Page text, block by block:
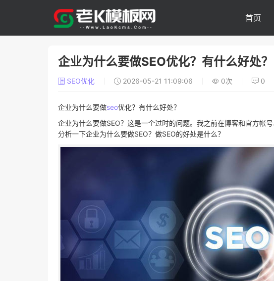
首页
企业为什么要做SEO优化？有什么好处？
SEO优化 2026-05-21 11:09:06 0次 0
企业为什么要做seo优化？有什么好处？
企业为什么要做SEO？这是一个过时的问题。我之前在博客和官方帐
分析一下企业为什么要做SEO？做SEO的好处是什么？